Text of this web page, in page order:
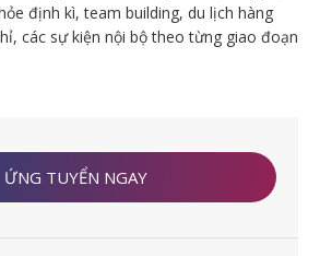
định kì, team building, du lịch hàng
các sự kiện nội bộ theo từng giao đoạn
ỨNG TUYỂN NGAY